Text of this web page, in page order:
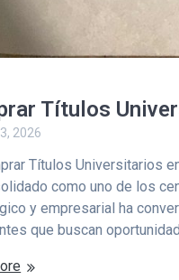
Títulos
2026
Títulos Universitarios
como uno de los
y empresarial ha
que buscan